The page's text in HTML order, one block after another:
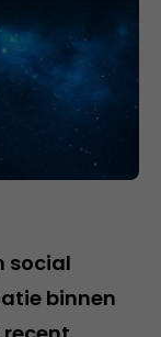
social
binnen